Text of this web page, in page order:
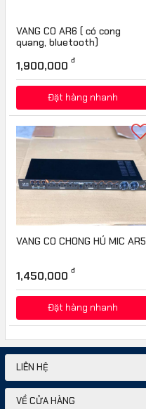
VANG CO AR6 ( có cong
quang, bluetooth)
AR6
1,900,000 đ
Đặt hàng nhanh
VANG CO CHONG HÚ MIC AR5
1,450,000 đ
Đặt hàng nhanh
LIÊN HỆ
VỀ CỬA HÀNG